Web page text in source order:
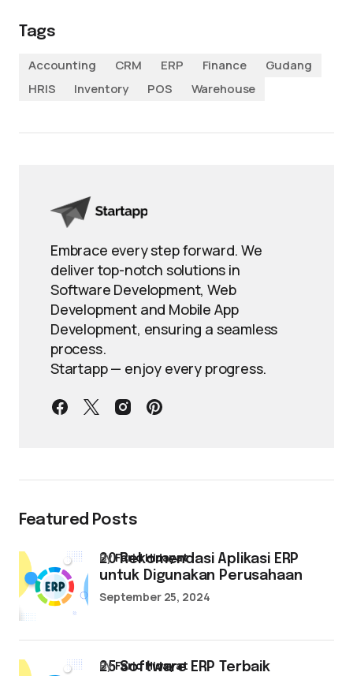
Tags
Accounting
CRM ERP Finance
Gudang
HRIS
Inventory POS Warehouse
Embrace every step forward. We
deliver top-notch solutions in
Software Development, Web
Development and Mobile App
Development, ensuring a seamless
process.
Startapp — enjoy every progress.
Featured Posts
20 Rekomendasi Aplikasi ERP
untuk Digunakan Perusahaan
byFarid Hidayat
September 25, 2024
25 Software ERP Terbaik
byFarid Hidayat